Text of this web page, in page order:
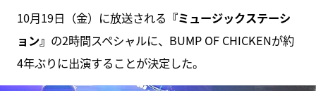
10月19日（金）に放送される 『ミュージックステーシ
ョン』 の2時間スペシャルに、BUMP OF CHICKENが約
4年ぶりに出演することが決定した。